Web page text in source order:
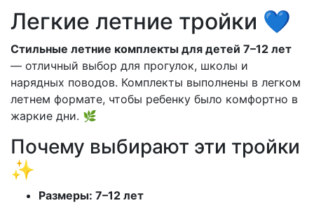
Легкие летние тройки 💙
Стильные летние комплекты для детей 7–12 лет
— отличный выбор для прогулок, школы и
нарядных поводов. Комплекты выполнены в легком
летнем формате, чтобы ребенку было комфортно в
жаркие дни. 🌿
Почему выбирают эти тройки
✨
Размеры: 7–12 лет